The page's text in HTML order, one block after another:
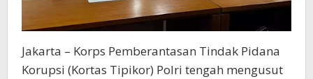
Jakarta – Korps Pemberantasan Tindak Pidana
Korupsi (Kortas Tipikor) Polri tengah mengusut